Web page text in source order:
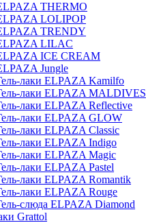
THERMO
LOLIPOP
TRENDY
LILAC
IСE CREAM
Jungle
лаки ELPAZA Kamilfo
лаки ELPAZA MALDIVES
лаки ELPAZA Reflective
лаки ELPAZA GLOW
лаки ELPAZA Classic
лаки ELPAZA Indigo
лаки ELPAZA Magic
лаки ELPAZA Pastel
лаки ELPAZA Romantik
лаки ELPAZA Rouge
слюда ELPAZA Diamond
Grattol